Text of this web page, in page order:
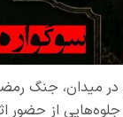
میدان، جنگ
از حضور